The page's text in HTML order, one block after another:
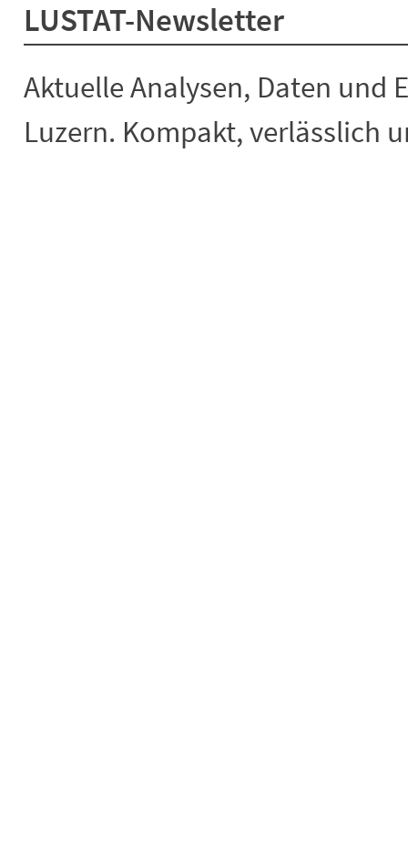
LUSTAT-Newsletter
Aktuelle Analysen, Daten und
Luzern. Kompakt, verlässlich